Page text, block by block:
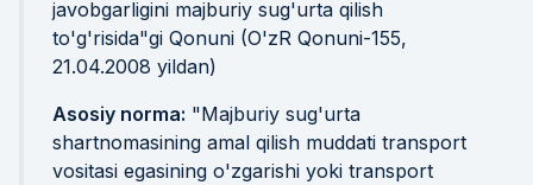
javobgarligini majburiy sug'urta qilish
to'g'risida"gi Qonuni (O'zR Qonuni-155,
21.04.2008 yildan)
Asosiy norma: "Majburiy sug'urta
shartnomasining amal qilish muddati transport
vositasi egasining o'zgarishi yoki transport